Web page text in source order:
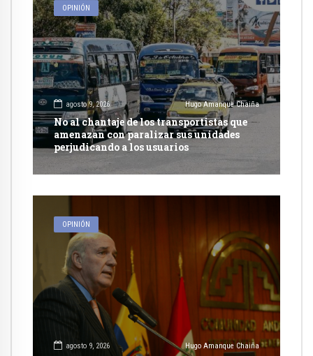
OPINIÓN
agosto 9, 2026 Hugo Amanque Chaiña
No al chantaje de los transportistas que
amenazan con paralizar sus unidades
perjudicando a los usuarios
OPINIÓN
agosto 9, 2026 Hugo Amanque Chaiña